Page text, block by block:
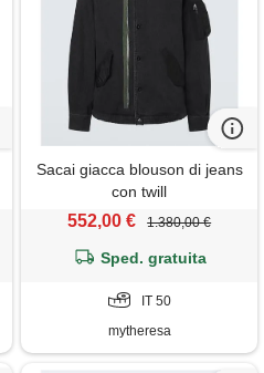
Sacai giacca blouson di jeans
con twill
552,00 € 1.380,00 €
Sped. gratuita
IT 50
mytheresa